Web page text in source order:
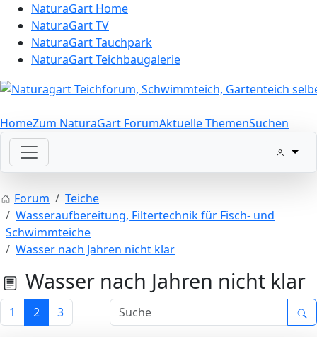
NaturaGart Home
NaturaGart TV
NaturaGart Tauchpark
NaturaGart Teichbaugalerie
HomeZum NaturaGart ForumAktuelle ThemenSuchen
Forum
Teiche
Wasseraufbereitung, Filtertechnik für Fisch- und
Schwimmteiche
Wasser nach Jahren nicht klar
Wasser nach Jahren nicht klar
1 2 3